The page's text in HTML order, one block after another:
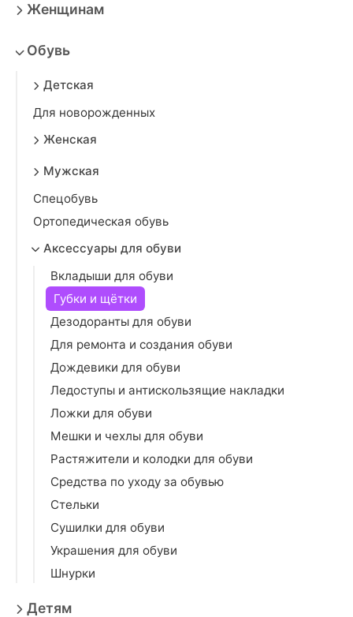
Женщинам
Обувь
Детская
Для новорожденных
Женская
Мужская
Спецобувь
Ортопедическая обувь
Аксессуары для обуви
Вкладыши для обуви
Губки и щётки
Дезодоранты для обуви
Для ремонта и создания обуви
Дождевики для обуви
Ледоступы и антискользящие накладки
Ложки для обуви
Мешки и чехлы для обуви
Растяжители и колодки для обуви
Средства по уходу за обувью
Стельки
Сушилки для обуви
Украшения для обуви
Шнурки
Детям